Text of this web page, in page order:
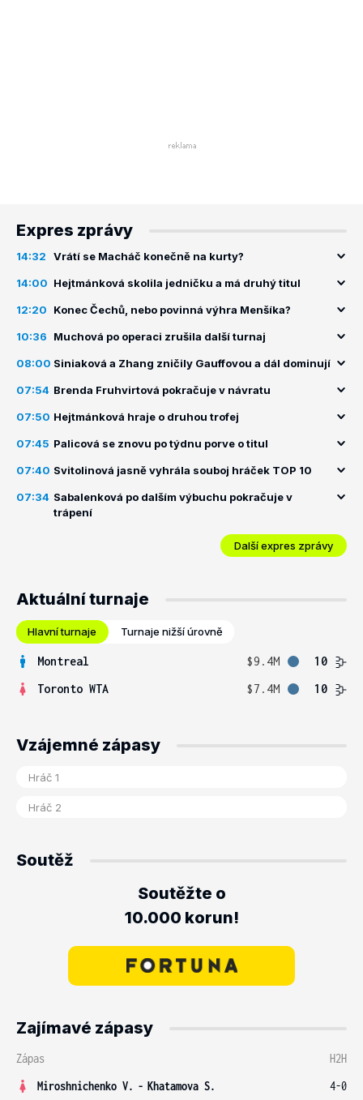
Expres zprávy
14:32 Vrátí se Macháč konečně na kurty?
14:00 Hejtmánková skolila jedničku a má druhý titul
12:20 Konec Čechů, nebo povinná výhra Menšíka?
10:36 Muchová po operaci zrušila další turnaj
08:00 Siniaková a Zhang zničily Gauffovou a dál dominují
07:54 Brenda Fruhvirtová pokračuje v návratu
07:50 Hejtmánková hraje o druhou trofej
07:45 Palicová se znovu po týdnu porve o titul
07:40 Svitolinová jasně vyhrála souboj hráček TOP 10
07:34 Sabalenková po dalším výbuchu pokračuje v
trápení
Další expres zprávy
Aktuální turnaje
Hlavní turnaje Turnaje nižší úrovně
Montreal $9.4M
10
Toronto WTA
$7.4M 10
Vzájemné zápasy
Soutěž
Soutěžte o
10.000 korun!
Zajímavé zápasy
Zápas
H2H
Miroshnichenko V. - Khatamova S.
4-0